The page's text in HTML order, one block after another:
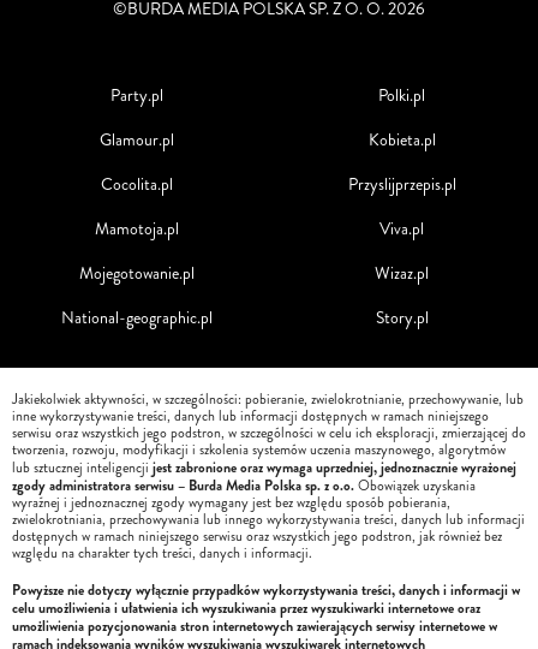
©BURDA MEDIA POLSKA SP. Z O. O. 2026
Party.pl
Glamour.pl
Cocolita.pl
Mamotoja.pl
Mojegotowanie.pl
National-geographic.pl
Polki.pl
Kobieta.pl
Przyslijprzepis.pl
Viva.pl
Wizaz.pl
Story.pl
Jakiekolwiek aktywności, w szczególności: pobieranie, zwielokrotnianie, przechowywanie, lub
inne wykorzystywanie treści, danych lub informacji dostępnych w ramach niniejszego
serwisu oraz wszystkich jego podstron, w szczególności w celu ich eksploracji, zmierzającej do
tworzenia, rozwoju, modyfikacji i szkolenia systemów uczenia maszynowego, algorytmów
lub sztucznej inteligencji jest zabronione oraz wymaga uprzedniej, jednoznacznie wyrażonej
zgody administratora serwisu – Burda Media Polska sp. z o.o.Obowiązek uzyskania
wyraźnej i jednoznacznej zgody wymagany jest bez względu sposób pobierania,
zwielokrotniania, przechowywania lub innego wykorzystywania treści, danych lub informacji
dostępnych w ramach niniejszego serwisu oraz wszystkich jego podstron, jak również bez
względu na charakter tych treści, danych i informacji.
Powyższe nie dotyczy wyłącznie przypadków wykorzystywania treści, danych i informacji w
celu umożliwienia i ułatwienia ich wyszukiwania przez wyszukiwarki internetowe oraz
umożliwienia pozycjonowania stron internetowych zawierających serwisy internetowe w
ramach indeksowania wyników wyszukiwania wyszukiwarek internetowych